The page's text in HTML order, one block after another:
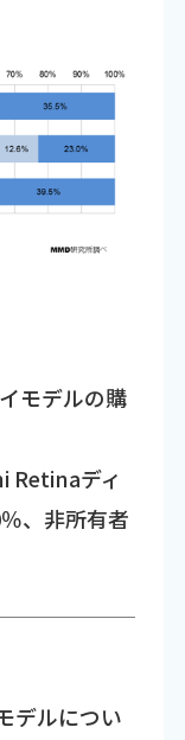
モデルの購
Retinaディ
、非所有者
デルについ